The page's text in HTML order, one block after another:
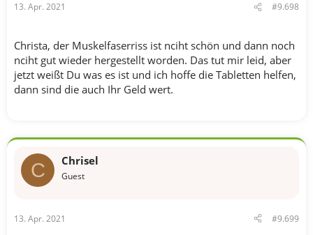
13. Apr. 2021 #9.698
Christa, der Muskelfaserriss ist nciht schön und dann noch
nciht gut wieder hergestellt worden. Das tut mir leid, aber
jetzt weißt Du was es ist und ich hoffe die Tabletten helfen,
dann sind die auch Ihr Geld wert.
C Chrisel
Guest
13. Apr. 2021 #9.699